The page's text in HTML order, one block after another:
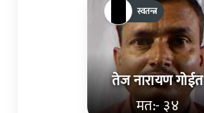
तेज नारायण गोईत
मत:- ३४
स्वतन्त्र